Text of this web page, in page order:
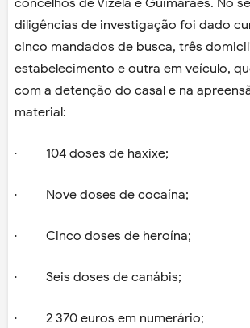
concelhos de Vizela e Guimarães. No
diligências de investigação foi dado
cinco mandados de busca, três
estabelecimento e outra em veículo,
com a detenção do casal e na
material:
· 104 doses de haxixe;
· Nove doses de cocaína;
· Cinco doses de heroína;
· Seis doses de canábis;
· 2 370 euros em numerário;